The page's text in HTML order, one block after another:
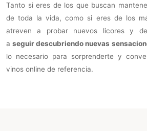
Tanto si eres de los que buscan
de toda la vida, como si eres de los
atreven a probar nuevos licores y
aseguir descubriendo nuevas
lo necesario para sorprenderte y
vinos online de referencia.